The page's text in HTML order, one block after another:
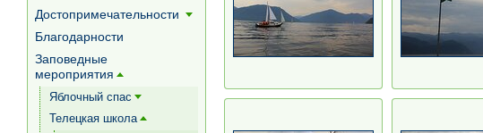
Достопримечательности
Благодарности
Заповедные
мероприятия [+]
Яблочный спас
Телецкая школа [+]